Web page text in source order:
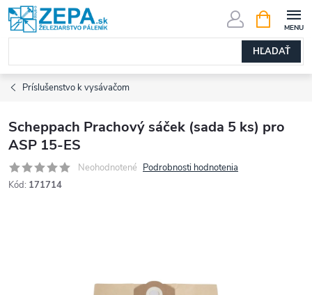
Prejsť
na
obsah
HĽADAŤ
KOŠÍK
Príslušenstvo k vysávačom
Scheppach Prachový sáček (sada 5 ks) pro
ASP 15-ES
Neohodnotené Podrobnosti hodnotenia
Kód: 171714